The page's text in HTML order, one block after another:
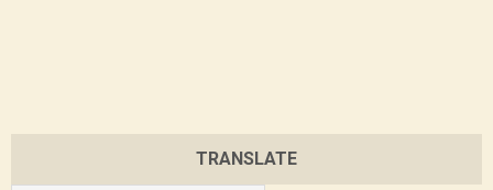
TRANSLATE